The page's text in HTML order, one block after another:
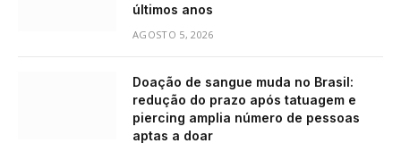
últimos anos
AGOSTO 5, 2026
Doação de sangue muda no Brasil:
redução do prazo após tatuagem e
piercing amplia número de pessoas
aptas a doar